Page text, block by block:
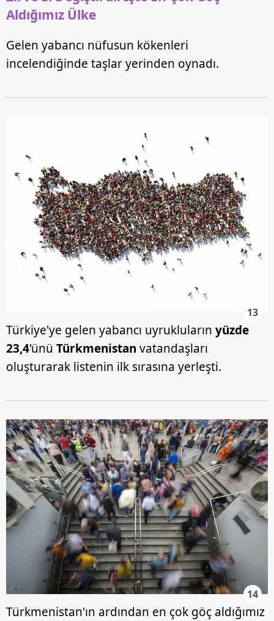
Aldığımız Ülke
Gelen yabancı nüfusun kökenleri
incelendiğinde taşlar yerinden oynadı.
13
Türkiye'ye gelen yabancı uyrukluların yüzde
23,4'ünü Türkmenistan vatandaşları
oluşturarak listenin ilk sırasına yerleşti.
14
Türkmenistan'ın ardından en çok göç aldığımız